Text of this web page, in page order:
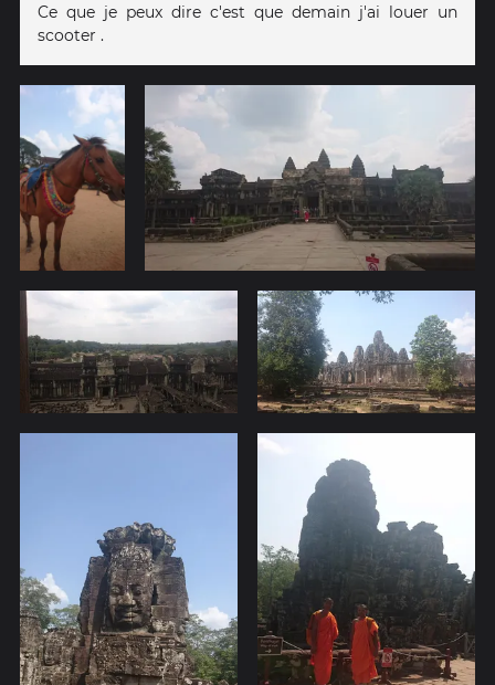
Ce que je peux dire c'est que demain j'ai louer un
scooter .